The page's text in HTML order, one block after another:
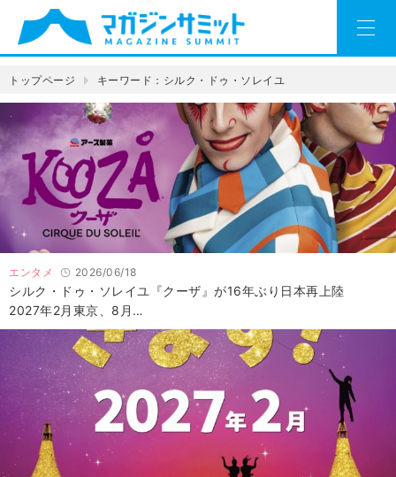
トップページ キーワード：シルク・ドゥ・ソレイユ
エンタメ 2026/06/18
シルク・ドゥ・ソレイユ『クーザ』が16年ぶり日本再上陸
2027年2月東京、8月…